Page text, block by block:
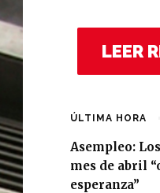
LEER
ÚLTIMA HORA
Asempleo:
mes de abril
esperanza”